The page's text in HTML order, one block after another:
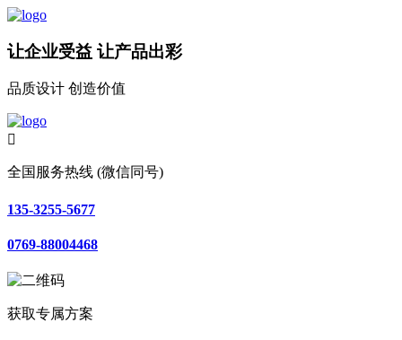
让企业受益 让产品出彩
品质设计 创造价值

全国服务热线 (微信同号)
135-3255-5677
0769-88004468
获取专属方案